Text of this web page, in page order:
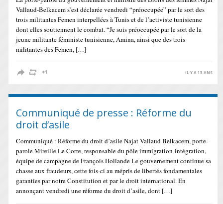
Vallaud-Belkacem s’est déclarée vendredi “préoccupée” par le sort des
trois militantes Femen interpellées à Tunis et de l’activiste tunisienne
dont elles soutiennent le combat. “Je suis préoccupée par le sort de la
jeune militante féministe tunisienne, Amina, ainsi que des trois
militantes des Femen, […]
IL Y A 13 ANS
Communiqué de presse : Réforme du
droit d’asile
Communiqué : Réforme du droit d’asile Najat Vallaud Belkacem, porte-
parole Mireille Le Corre, responsable du pôle immigration-intégration,
équipe de campagne de François Hollande Le gouvernement continue sa
chasse aux fraudeurs, cette fois-ci au mépris de libertés fondamentales
garanties par notre Constitution et par le droit international. En
annonçant vendredi une réforme du droit d’asile, dont […]